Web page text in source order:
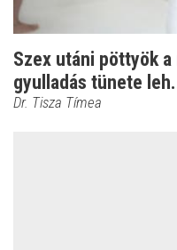
Szex utáni pöttyök
gyulladás tünete
Dr. Tisza Tímea